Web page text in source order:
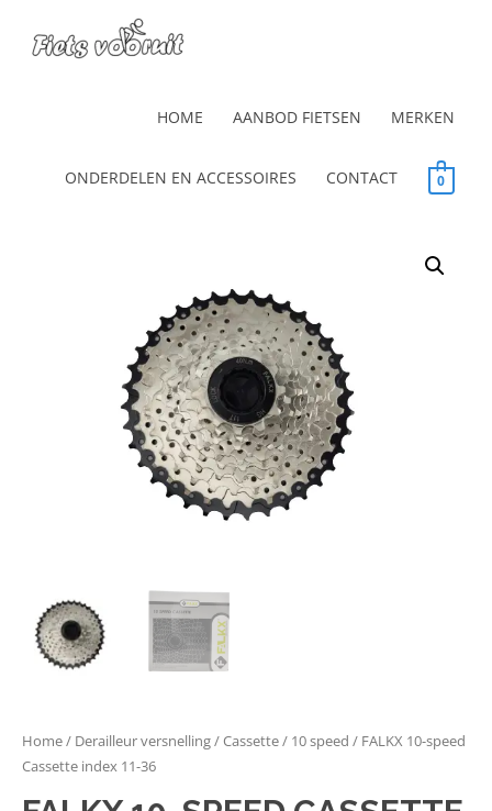
HOME AANBOD FIETSEN MERKEN
ONDERDELEN EN ACCESSOIRES CONTACT 0
Home/ Derailleur versnelling/Cassette/ 10 speed / FALKX 10-speed
Cassette index 11-36